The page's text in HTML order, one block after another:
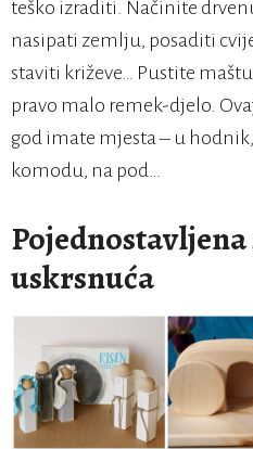
teško izraditi. Načinite
nasipati zemlju, posaditi
staviti križeve… Pustite
pravo malo remek-djelo.
god imate mjesta – u
komodu, na pod…
uskrsnuća